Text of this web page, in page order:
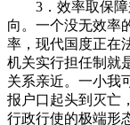
3．效率取保障
向。一个没无效率
率，现代国度正在
机关实行担任制就
关系亲近。一小我
报户口起头到灭亡
行政行使的极端形